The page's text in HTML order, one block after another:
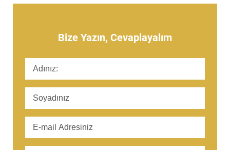
Bize Yazın, Cevaplayalım